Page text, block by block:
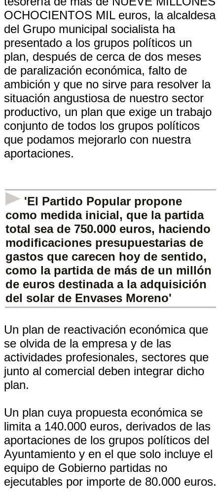
OCHOCIENTOS MIL euros, la alcaldesa
del Grupo municipal socialista ha
presentado a los grupos políticos un
plan, después de cerca de dos meses
de paralización económica, falto de
ambición y que no sirve para resolver la
situación angustiosa de nuestro sector
productivo, un plan que exige un trabajo
conjunto de todos los grupos políticos
que podamos mejorarlo con nuestra
aportaciones.
'El Partido Popular propone
como medida inicial, que la partida
total sea de 750.000 euros, haciendo
modificaciones presupuestarias de
gastos que carecen hoy de sentido,
como la partida de más de un millón
de euros destinada a la adquisición
del solar de Envases Moreno'
Un plan de reactivación económica que
se olvida de la empresa y de las
actividades profesionales, sectores que
junto al comercial deben integrar dicho
plan.
Un plan cuya propuesta económica se
limita a 140.000 euros, derivados de las
aportaciones de los grupos políticos del
Ayuntamiento y en el que solo incluye el
equipo de Gobierno partidas no
ejecutables por importe de 80.000 euros.